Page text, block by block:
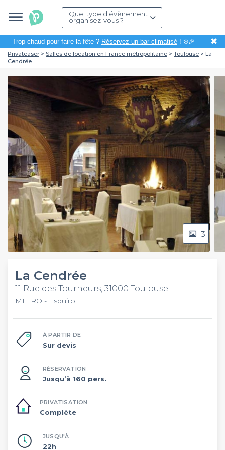
Quel type d'évènement
organisez-vous ?
Trop chaud pour faire la fête ? Réservez un bar climatisé! ❄️🎉 ✖
Privateaser Salles de location en France métropolitaine Toulouse
La
Cendrée
3
La Cendrée
11 Rue des Tourneurs, 31000 Toulouse
METRO - Esquirol
À PARTIR DE
Sur devis
RÉSERVATION
Jusqu’à 160 pers.
PRIVATISATION
Complète
JUSQU'À
22h